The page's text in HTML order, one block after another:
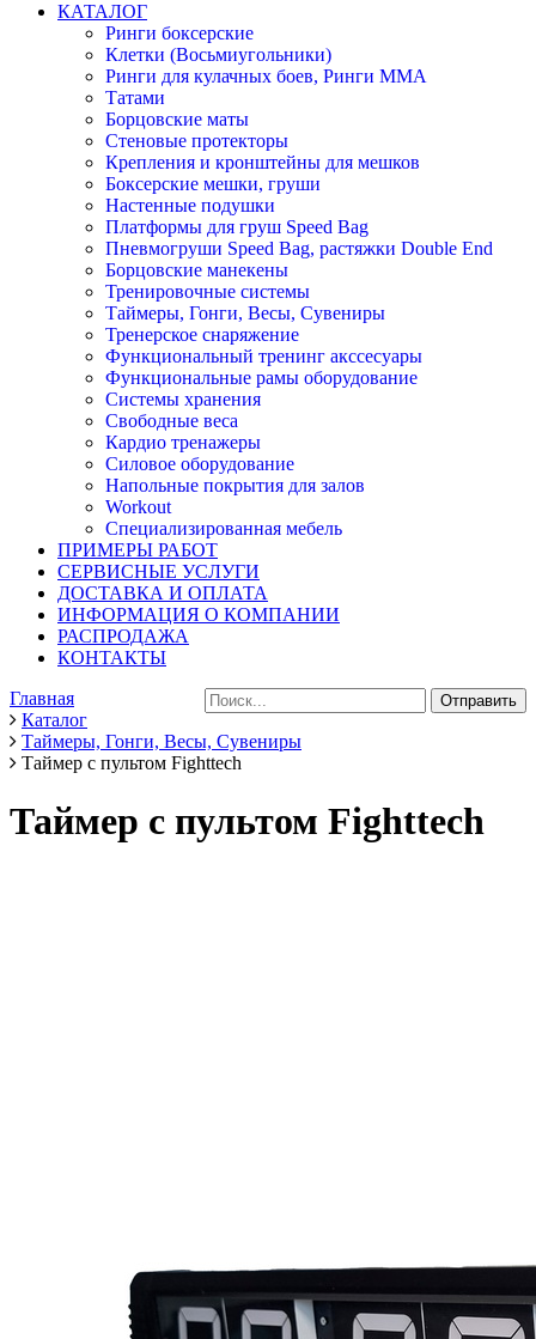
КАТАЛОГ
Ринги боксерские
Клетки (Восьмиугольники)
Ринги для кулачных боев, Ринги ММА
Татами
Борцовские маты
Стеновые протекторы
Крепления и кронштейны для мешков
Боксерские мешки, груши
Настенные подушки
Платформы для груш Speed Bag
Пневмогруши Speed Bag, растяжки Double End
Борцовские манекены
Тренировочные системы
Таймеры, Гонги, Весы, Сувениры
Тренерское снаряжение
Функциональный тренинг акссесуары
Функциональные рамы оборудование
Системы хранения
Свободные веса
Кардио тренажеры
Силовое оборудование
Напольные покрытия для залов
Workout
Специализированная мебель
ПРИМЕРЫ РАБОТ
СЕРВИСНЫЕ УСЛУГИ
ДОСТАВКА И ОПЛАТА
ИНФОРМАЦИЯ О КОМПАНИИ
РАСПРОДАЖА
КОНТАКТЫ
Главная
Каталог
Таймеры, Гонги, Весы, Сувениры
Таймер с пультом Fighttech
Таймер с пультом Fighttech